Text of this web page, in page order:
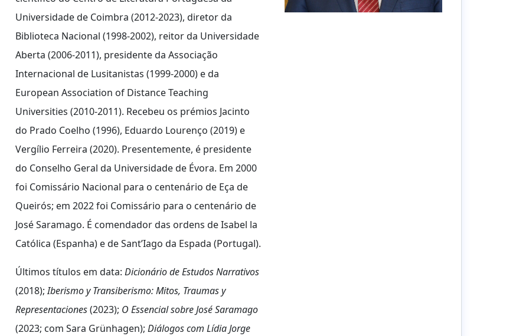
Universidade de Coimbra (2012-2023), diretor da
Biblio­teca Nacional (1998-2002), reitor da Universidade
Aberta (2006-2011), presidente da Associação
Internacional de Lusitanistas (1999-2000) e da
European Association of Distance Teaching
Universities (2010-2011). Recebeu os prémios Jacinto
do Prado Coelho (1996), Eduardo Lourenço (2019) e
Vergílio Ferreira (2020). Presentemente, é presidente
do Conselho Geral da Universidade de Évora. Em 2000
foi Comissário Nacional para o centenário de Eça de
Queirós; em 2022 foi Comissário para o centenário de
José Saramago. É comendador das ordens de Isabel la
Católica (Espanha) e de Sant’Iago da Espada (Portugal).
Últimos títulos em data: Dicionário de Estudos Narrativos
(2018);Iberismo y Transiberismo: Mitos, Traumas y
Representaciones(2023); O Essencial sobre José Saramago
(2023; com Sara Grünhagen); Diálogos com Lídia Jorge